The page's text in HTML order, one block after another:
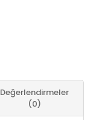
Değerlendirmeler
(0)